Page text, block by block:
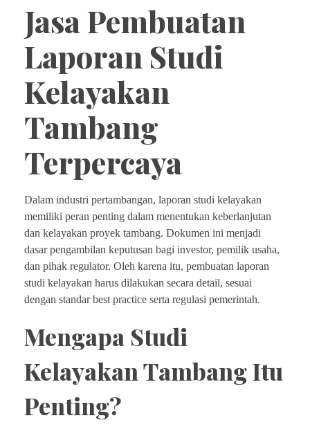
Jasa Pembuatan
Laporan Studi
Kelayakan
Tambang
Terpercaya
Dalam industri pertambangan, laporan studi kelayakan
memiliki peran penting dalam menentukan keberlanjutan
dan kelayakan proyek tambang. Dokumen ini menjadi
dasar pengambilan keputusan bagi investor, pemilik usaha,
dan pihak regulator. Oleh karena itu, pembuatan laporan
studi kelayakan harus dilakukan secara detail, sesuai
dengan standar best practice serta regulasi pemerintah.
Mengapa Studi
Kelayakan Tambang Itu
Penting?